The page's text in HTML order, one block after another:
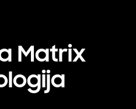
Matrix